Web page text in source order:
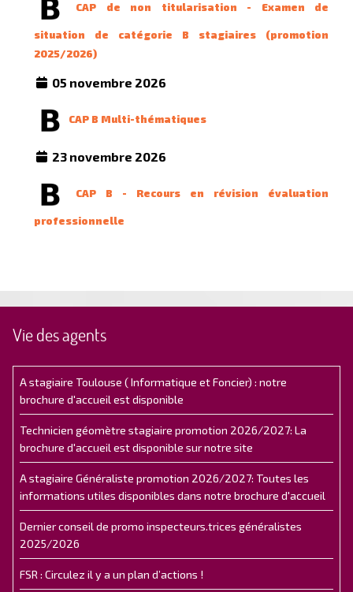
CAP de non titularisation - Examen de
situation de catégorie B stagiaires (promotion
2025/2026)
05 novembre 2026
CAP B Multi-thématiques
23 novembre 2026
CAP B - Recours en révision évaluation
professionnelle
Vie des agents
A stagiaire Toulouse ( Informatique et Foncier) : notre
brochure d'accueil est disponible
Technicien géomètre stagiaire promotion 2026/2027: La
brochure d'accueil est disponible sur notre site
A stagiaire Généraliste promotion 2026/2027: Toutes les
informations utiles disponibles dans notre brochure d'accueil
Dernier conseil de promo inspecteurs.trices généralistes
2025/2026
FSR : Circulez il y a un plan d’actions !